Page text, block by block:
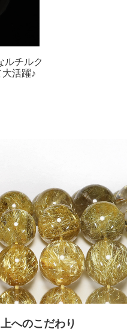
ルチルク
活躍♪
へのこだわり